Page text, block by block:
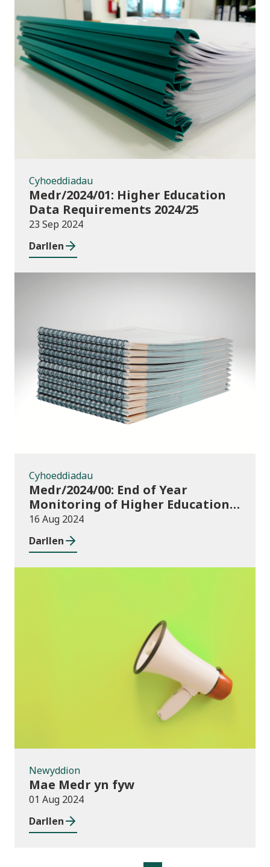
Cyhoeddiadau
Cyhoeddiadau
Medr/2024/01: Higher Education
Data Requirements 2024/25
23 Sep 2024
Darllen
Cyhoeddiadau
Cyhoeddiadau
Medr/2024/00: End of Year
Monitoring of Higher Education
Enrolments (EYM) 2023/24 and
outcomes of consultation of
changes to EYM for 2023/24
16 Aug 2024
Darllen
Newyddion
Newyddion
Mae Medr yn fyw
01 Aug 2024
Darllen